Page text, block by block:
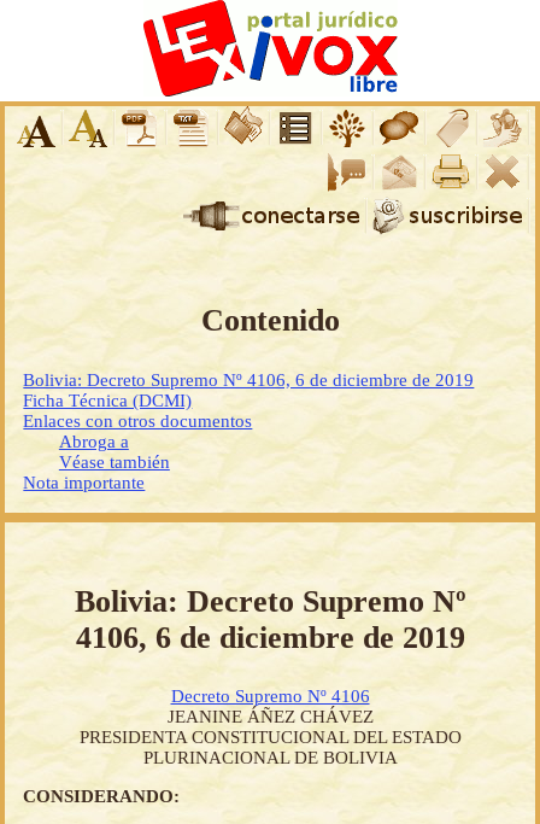
Contenido
Bolivia: Decreto Supremo Nº 4106, 6 de diciembre de 2019
Ficha Técnica (DCMI)
Enlaces con otros documentos
Abroga a
Véase también
Nota importante
Bolivia: Decreto Supremo Nº
4106, 6 de diciembre de 2019
Decreto Supremo Nº 4106
JEANINE ÁÑEZ CHÁVEZ
PRESIDENTA CONSTITUCIONAL DEL ESTADO
PLURINACIONAL DE BOLIVIA
CONSIDERANDO: